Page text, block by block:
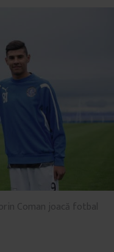
Coman joacă fotbal